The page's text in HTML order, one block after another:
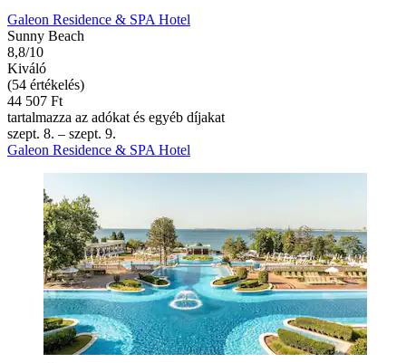
Galeon Residence & SPA Hotel
Sunny Beach
8,8/10
Kiváló
(54 értékelés)
44 507 Ft
tartalmazza az adókat és egyéb díjakat
szept. 8. – szept. 9.
Galeon Residence & SPA Hotel